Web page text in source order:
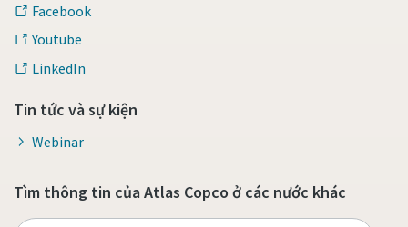
Facebook
Youtube
LinkedIn
Tin tức và sự kiện
Webinar
Tìm thông tin của Atlas Copco ở các nước khác